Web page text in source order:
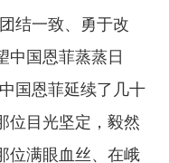
结一致、勇于改
中国恩菲蒸蒸日
国恩菲延续了几十
位目光坚定，毅然
位满眼血丝、在峨